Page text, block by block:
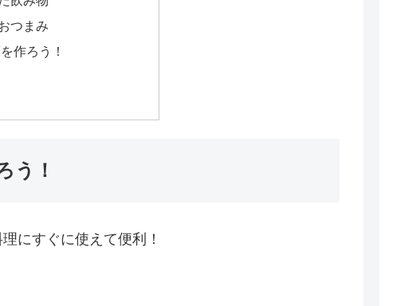
つまみ
作ろう！
う！
にすぐに使えて便利！